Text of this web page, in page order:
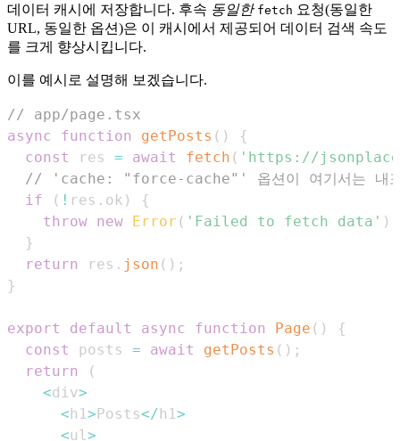
데이터 캐시에 저장합니다. 후속 동일한 fetch 요청(동일한
URL, 동일한 옵션)은 이 캐시에서 제공되어 데이터 검색 속도
를 크게 향상시킵니다.
이를 예시로 설명해 보겠습니다.
// app/page.tsx
async
function getPosts ( )
{
const
res = await fetch ( 'https://
// 'cache: "force-cache"' 옵션이 여기서는 내포
if
( ! res . ok )
{
throw new Error ( 'Failed to fetch data' )
}
return
res . json ( ) ;
}
export default async function Page ( )
{
const
posts = await getPosts ( ) ;
return
(
<div>
<h1 >Posts</h1 >
<ul >